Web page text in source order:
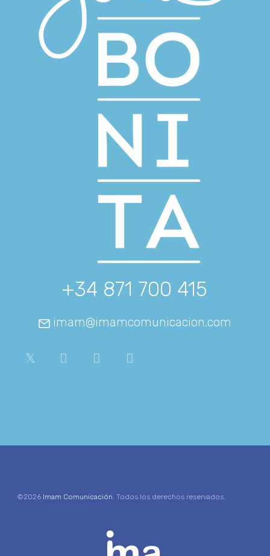
+34 871 700 415
imam@imamcomunicacion.com
©2026 Imam Comunicación. Todos los derechos reservados.